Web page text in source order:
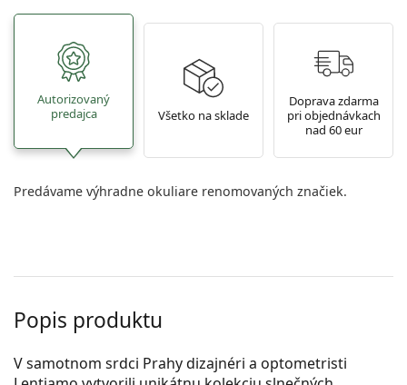
Autorizovaný
predajca
Všetko na sklade
Doprava zdarma
pri objednávkach
nad 60 eur
Predávame výhradne okuliare renomovaných značiek.
Popis produktu
V samotnom srdci Prahy dizajnéri a optometristi